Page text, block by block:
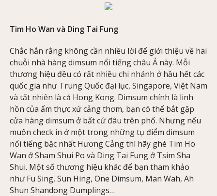
Tim Ho Wan và Ding Tai Fung
Chắc hẳn rằng không cần nhiều lời để giới thiệu về hai
chuỗi nhà hàng dimsum nổi tiếng châu Á này. Mỗi
thương hiệu đều có rất nhiều chi nhánh ở hầu hết các
quốc gia như Trung Quốc đại lục, Singapore, Việt Nam
và tất nhiên là cả Hong Kong. Dimsum chính là linh
hồn của ẩm thực xứ cảng thơm, bạn có thể bắt gặp
cửa hàng dimsum ở bất cứ đâu trên phố. Nhưng nếu
muốn check in ở một trong những tụ điểm dimsum
nổi tiếng bậc nhất Hương Cảng thì hãy ghé Tim Ho
Wan ở Sham Shui Po và Ding Tai Fung ở Tsim Sha
Shui. Một số thương hiệu khác để bạn tham khảo
như Fu Sing, Sun Hing, One Dimsum, Man Wah, Ah
Shun Shandong Dumplings…